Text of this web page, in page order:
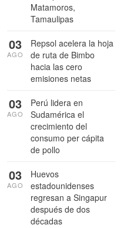
Matamoros,
Tamaulipas
Repsol acelera la hoja
de ruta de Bimbo
hacia las cero
emisiones netas
03
AGO
Perú lidera en
Sudamérica el
crecimiento del
consumo per cápita
de pollo
03
AGO
Huevos
estadounidenses
regresan a Singapur
después de dos
décadas
03
AGO